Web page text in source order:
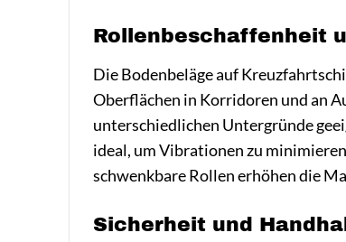
Rollenbeschaffenheit
Die Bodenbeläge auf
Oberflächen in Korridoren und an
unterschiedlichen Untergründe
ideal, um Vibrationen zu
schwenkbare Rollen erhöhen die
Sicherheit und